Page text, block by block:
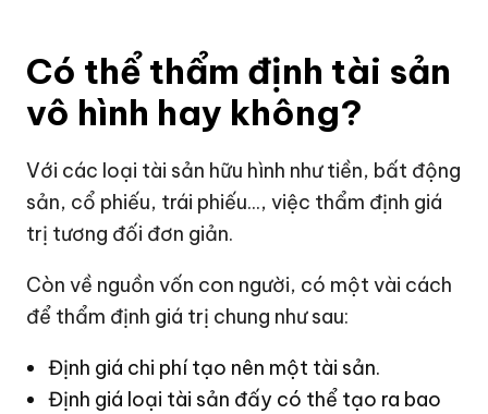
Có thể thẩm định tài sản
vô hình hay không?
Với các loại tài sản hữu hình như tiền, bất động
sản, cổ phiếu, trái phiếu..., việc thẩm định giá
trị tương đối đơn giản.
Còn về nguồn vốn con người, có một vài cách
để thẩm định giá trị chung như sau:
Định giá chi phí tạo nên một tài sản.
Định giá loại tài sản đấy có thể tạo ra bao